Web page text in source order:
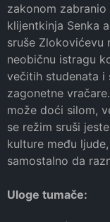
zakonom
klijentkinja Senka
sruše Zlokovićevu
neobičnu istragu
večitih studenata i
zagonetne
može doći silom,
se režim sruši
kulture među
samostalno da
Uloge tumače: